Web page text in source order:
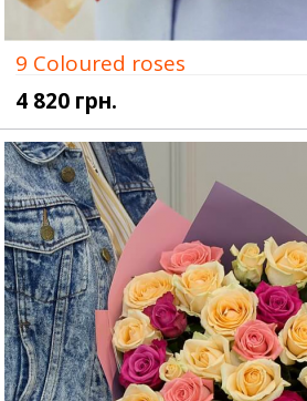
9 Coloured roses
4 820 грн.